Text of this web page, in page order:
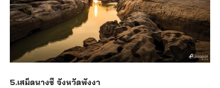
5.เสม็ดนางชี จังหวัดพังงา